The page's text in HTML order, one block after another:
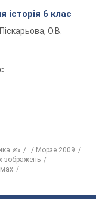
історія 6 клас
Піскарьова, О.В.
✍
Морзе 2009
зображень